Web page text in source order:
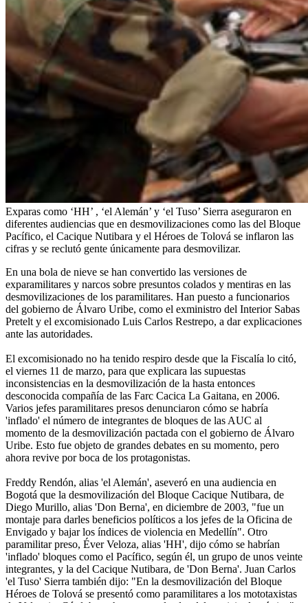
Exparas como ‘HH’ , ‘el Alemán’ y ‘el Tuso’ Sierra aseguraron en
diferentes audiencias que en desmovilizaciones como las del Bloque
Pacífico, el Cacique Nutibara y el Héroes de Tolová se inflaron las
cifras y se reclutó gente únicamente para desmovilizar.
En una bola de nieve se han convertido las versiones de
exparamilitares y narcos sobre presuntos colados y mentiras en las
desmovilizaciones de los paramilitares. Han puesto a funcionarios
del gobierno de Álvaro Uribe, como el exministro del Interior Sabas
Pretelt y el excomisionado Luis Carlos Restrepo, a dar explicaciones
ante las autoridades.
El excomisionado no ha tenido respiro desde que la Fiscalía lo citó,
el viernes 11 de marzo, para que explicara las supuestas
inconsistencias en la desmovilización de la hasta entonces
desconocida compañía de las Farc Cacica La Gaitana, en 2006.
Varios jefes paramilitares presos denunciaron cómo se habría
'inflado' el número de integrantes de bloques de las AUC al
momento de la desmovilización pactada con el gobierno de Álvaro
Uribe. Esto fue objeto de grandes debates en su momento, pero
ahora revive por boca de los protagonistas.
Freddy Rendón, alias 'el Alemán', aseveró en una audiencia en
Bogotá que la desmovilización del Bloque Cacique Nutibara, de
Diego Murillo, alias 'Don Berna', en diciembre de 2003, "fue un
montaje para darles beneficios políticos a los jefes de la Oficina de
Envigado y bajar los índices de violencia en Medellín". Otro
paramilitar preso, Éver Veloza, alias 'HH', dijo cómo se habrían
'inflado' bloques como el Pacífico, según él, un grupo de unos veinte
integrantes, y la del Cacique Nutibara, de 'Don Berna'. Juan Carlos
'el Tuso' Sierra también dijo: "En la desmovilización del Bloque
Héroes de Tolová se presentó como paramilitares a los mototaxistas